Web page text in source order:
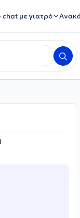
chat με γιατρό